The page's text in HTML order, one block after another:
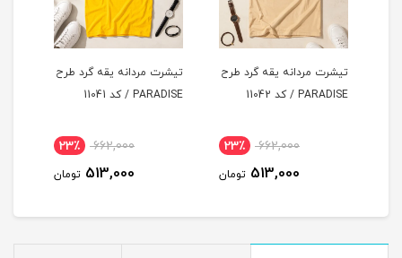
تیشرت مردانه یقه گرد طرح
PARADISE / کد 11042
662,000 23٪
513,000 تومان
تیشرت مردانه یقه گرد طرح
PARADISE / کد 11041
662,000 23٪
513,000 تومان